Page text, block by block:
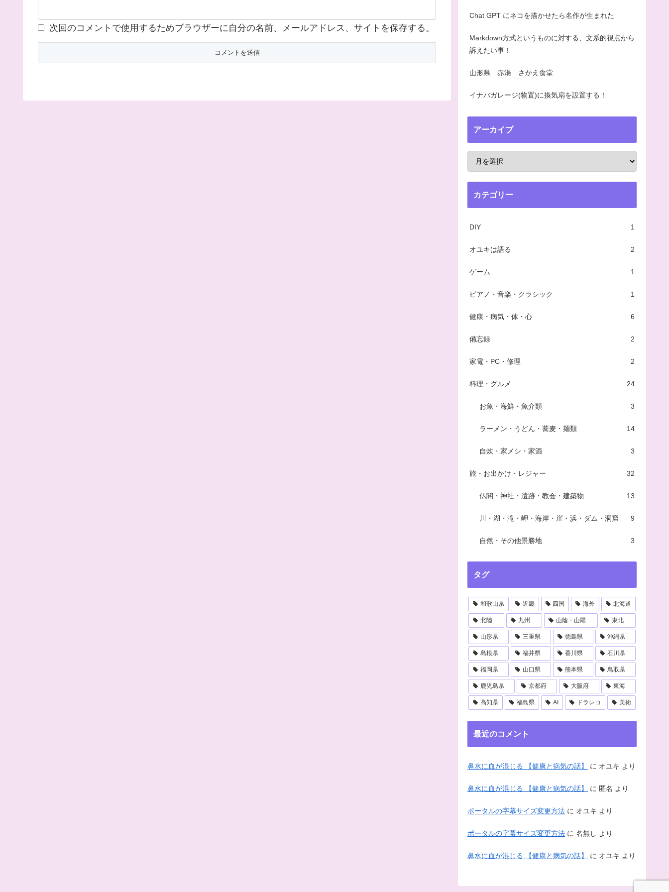
次回のコメントで使用するためブラウザーに自分の名前、メールアドレス、サイトを保存する。
Chat GPT にネコを描かせたら名作が生まれた
Markdown方式というものに対する、文系的視点から
訴えたい事！
山形県 赤湯 さかえ食堂
イナバガレージ(物置)に換気扇を設置する！
アーカイブ
カテゴリー
DIY 1
オユキは語る 2
ゲーム 1
ピアノ・音楽・クラシック 1
健康・病気・体・心 6
備忘録 2
家電・PC・修理 2
料理・グルメ 24
お魚・海鮮・魚介類 3
ラーメン・うどん・蕎麦・麺類 14
自炊・家メシ・家酒 3
旅・お出かけ・レジャー 32
仏閣・神社・遺跡・教会・建築物 13
川・湖・滝・岬・海岸・崖・浜・ダム・洞窟 9
自然・その他景勝地 3
タグ
和歌山県 近畿 四国 海外 北海道
北陸 九州 山陰・山陽 東北
山形県 三重県 徳島県 沖縄県
島根県 福井県 香川県 石川県
福岡県 山口県 熊本県 鳥取県
鹿児島県 京都府 大阪府 東海
高知県 福島県 AI ドラレコ 美術
最近のコメント
鼻水に血が混じる 【健康と病気の話】 に オユキ より
鼻水に血が混じる 【健康と病気の話】 に 匿名 より
ポータルの字幕サイズ変更方法 に オユキ より
ポータルの字幕サイズ変更方法 に 名無し より
鼻水に血が混じる 【健康と病気の話】 に オユキ より